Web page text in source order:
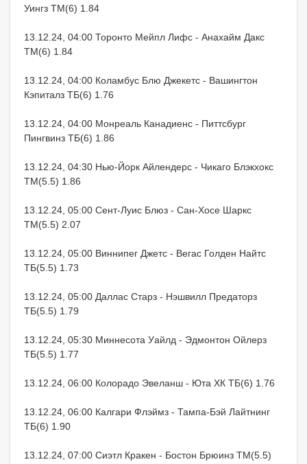
Уингз ТМ(6) 1.84
13.12.24, 04:00 Торонто Мейпл Лифс - Анахайм Дакс
ТМ(6) 1.84
13.12.24, 04:00 Коламбус Блю Джекетс - Вашингтон
Кэпиталз ТБ(6) 1.76
13.12.24, 04:00 Монреаль Канадиенс - Питтсбург
Пингвинз ТБ(6) 1.86
13.12.24, 04:30 Нью-Йорк Айлендерс - Чикаго Блэкхокс
ТМ(5.5) 1.86
13.12.24, 05:00 Сент-Луис Блюз - Сан-Хосе Шаркс
ТМ(5.5) 2.07
13.12.24, 05:00 Виннипег Джетс - Вегас Голден Найтс
ТБ(5.5) 1.73
13.12.24, 05:00 Даллас Старз - Нэшвилл Предаторз
ТБ(5.5) 1.79
13.12.24, 05:30 Миннесота Уайлд - Эдмонтон Ойлерз
ТБ(5.5) 1.77
13.12.24, 06:00 Колорадо Эвеланш - Юта ХК ТБ(6) 1.76
13.12.24, 06:00 Калгари Флэймз - Тампа-Бэй Лайтнинг
ТБ(6) 1.90
13.12.24, 07:00 Сиэтл Кракен - Бостон Брюинз ТМ(5.5)